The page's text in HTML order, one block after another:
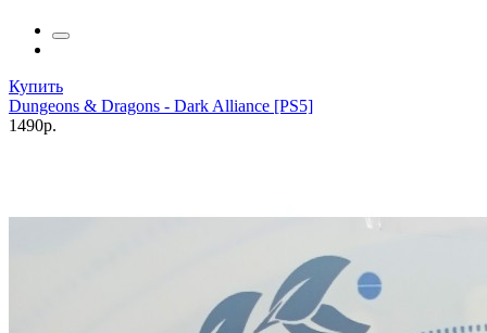
Купить
Dungeons & Dragons - Dark Alliance [PS5]
1490р.